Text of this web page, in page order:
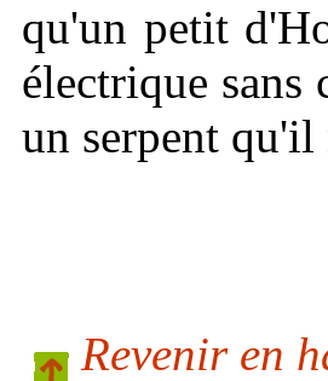
qu'un petit
électrique
un serpent
Revenir en